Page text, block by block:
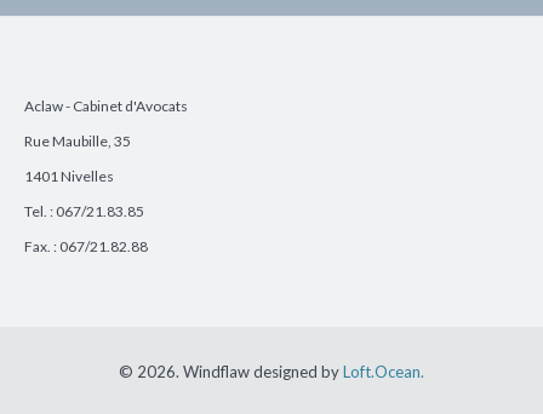
Aclaw - Cabinet d'Avocats
Rue Maubille, 35
1401 Nivelles
Tel. : 067/21.83.85
Fax. : 067/21.82.88
© 2026. Windflaw designed byLoft.Ocean.